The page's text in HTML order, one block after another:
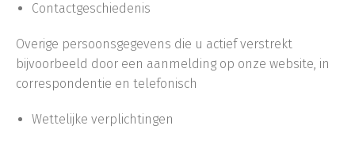
Contactgeschiedenis
Overige persoonsgegevens die u actief verstrekt
bijvoorbeeld door een aanmelding op onze website, in
correspondentie en telefonisch
Wettelijke verplichtingen